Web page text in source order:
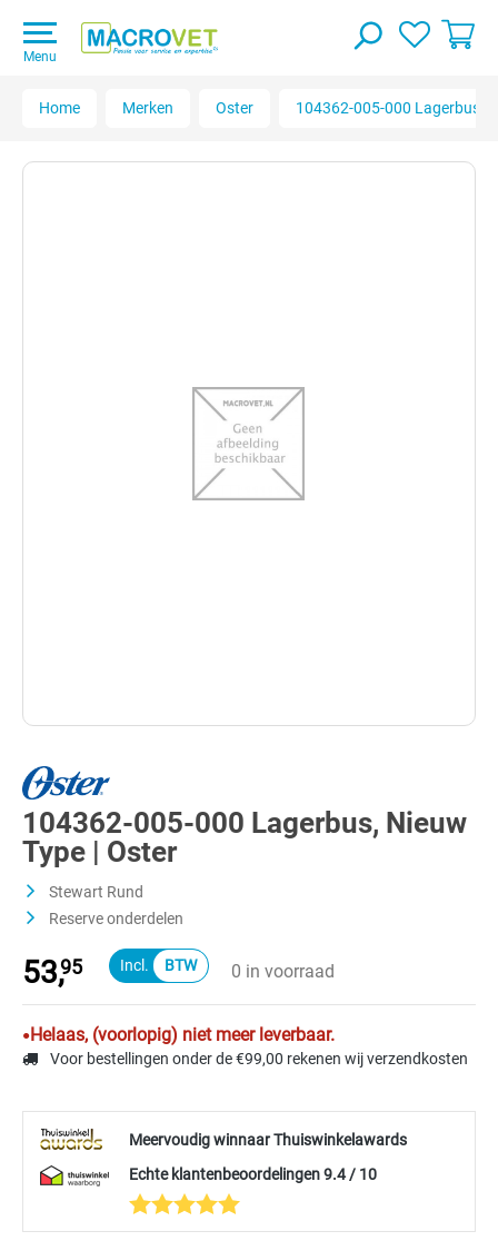
Menu
Home Merken Oster 104362-005-000 Lagerbus,
104362-005-000 Lagerbus, Nieuw
Type | Oster
Stewart Rund
Reserve onderdelen
53,95 0 in voorraad
Helaas, (voorlopig) niet meer leverbaar.
Voor bestellingen onder de €99,00 rekenen wij verzendkosten
Meervoudig winnaar Thuiswinkelawards
Echte klantenbeoordelingen 9.4 / 10